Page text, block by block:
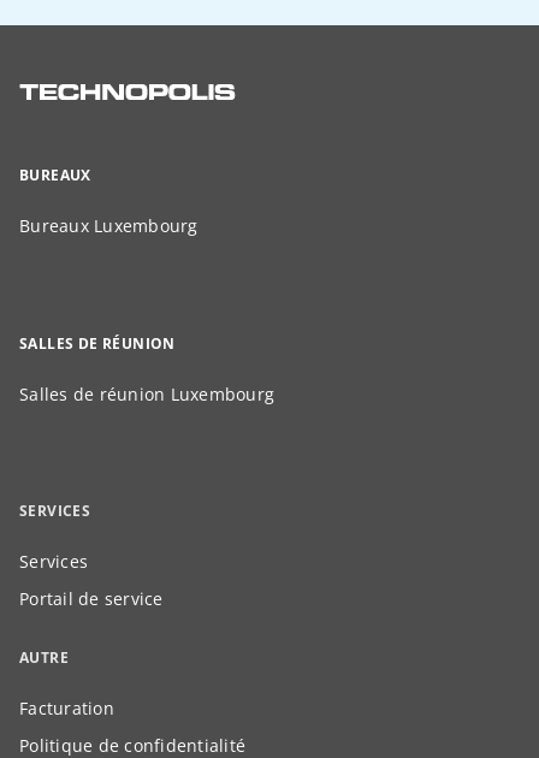
BUREAUX
Bureaux Luxembourg
SALLES DE RÉUNION
Salles de réunion Luxembourg
SERVICES
Services
Portail de service
AUTRE
Facturation
Politique de confidentialité